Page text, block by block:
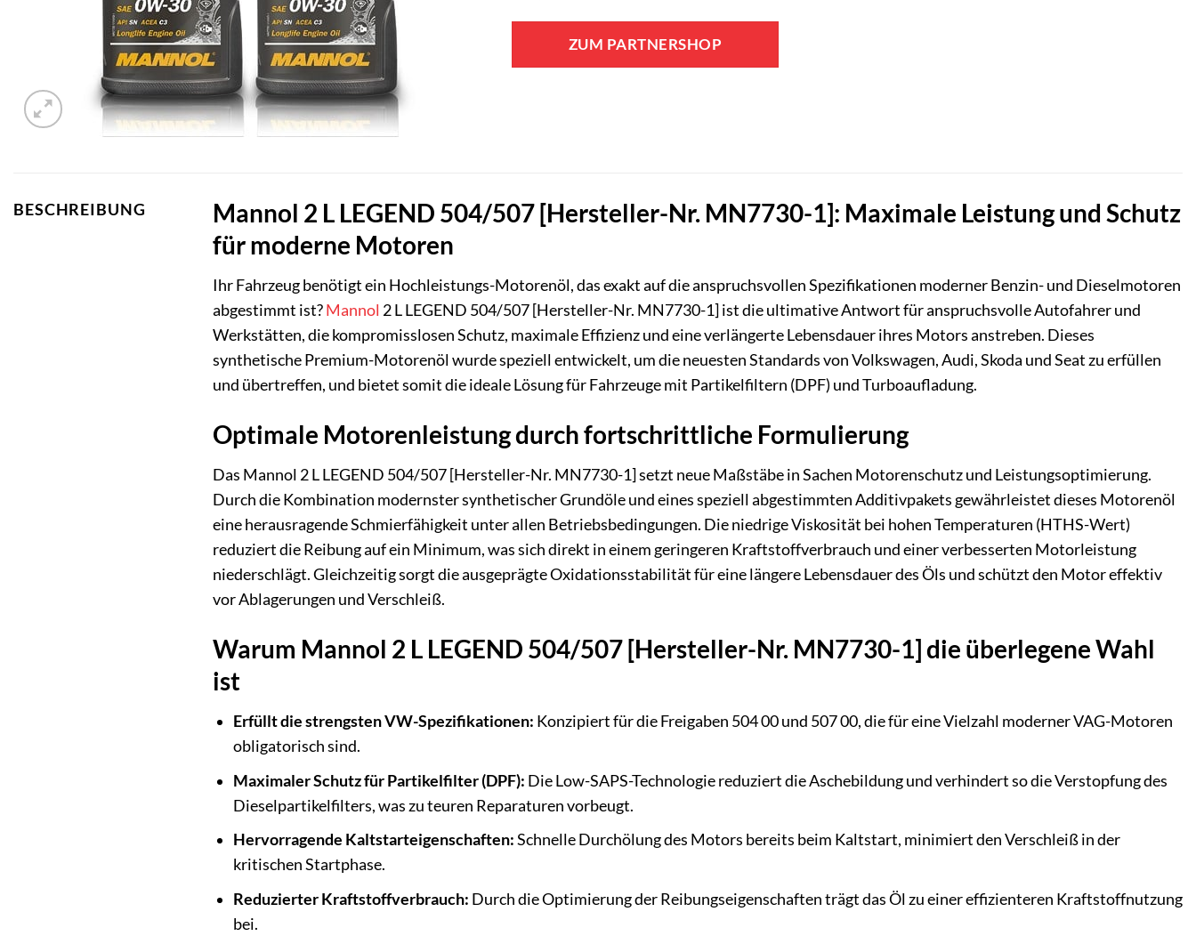
ZUM PARTNERSHOP
BESCHREIBUNG
Mannol 2 L LEGEND 504/507 [Hersteller-Nr. MN7730-1]: Maximale Leistung und Schutz
für moderne Motoren
Ihr Fahrzeug benötigt ein Hochleistungs-Motorenöl, das exakt auf die anspruchsvollen Spezifikationen moderner Benzin- und Dieselmotoren
abgestimmt ist?Mannol 2 L LEGEND 504/507 [Hersteller-Nr. MN7730-1] ist die ultimative Antwort für anspruchsvolle Autofahrer und
Werkstätten, die kompromisslosen Schutz, maximale Effizienz und eine verlängerte Lebensdauer ihres Motors anstreben. Dieses
synthetische Premium-Motorenöl wurde speziell entwickelt, um die neuesten Standards von Volkswagen, Audi, Skoda und Seat zu erfüllen
und übertreffen, und bietet somit die ideale Lösung für Fahrzeuge mit Partikelfiltern (DPF) und Turboaufladung.
Optimale Motorenleistung durch fortschrittliche Formulierung
Das Mannol 2 L LEGEND 504/507 [Hersteller-Nr. MN7730-1] setzt neue Maßstäbe in Sachen Motorenschutz und Leistungsoptimierung.
Durch die Kombination modernster synthetischer Grundöle und eines speziell abgestimmten Additivpakets gewährleistet dieses Motorenöl
eine herausragende Schmierfähigkeit unter allen Betriebsbedingungen. Die niedrige Viskosität bei hohen Temperaturen (HTHS-Wert)
reduziert die Reibung auf ein Minimum, was sich direkt in einem geringeren Kraftstoffverbrauch und einer verbesserten Motorleistung
niederschlägt. Gleichzeitig sorgt die ausgeprägte Oxidationsstabilität für eine längere Lebensdauer des Öls und schützt den Motor effektiv
vor Ablagerungen und Verschleiß.
Warum Mannol 2 L LEGEND 504/507 [Hersteller-Nr. MN7730-1] die überlegene Wahl
ist
Erfüllt die strengsten VW-Spezifikationen: Konzipiert für die Freigaben 504 00 und 507 00, die für eine Vielzahl moderner VAG-Motoren
obligatorisch sind.
Maximaler Schutz für Partikelfilter (DPF): Die Low-SAPS-Technologie reduziert die Aschebildung und verhindert so die Verstopfung des
Dieselpartikelfilters, was zu teuren Reparaturen vorbeugt.
Hervorragende Kaltstarteigenschaften:Schnelle Durchölung des Motors bereits beim Kaltstart, minimiert den Verschleiß in der
kritischen Startphase.
Reduzierter Kraftstoffverbrauch: Durch die Optimierung der Reibungseigenschaften trägt das Öl zu einer effizienteren Kraftstoffnutzung
bei.